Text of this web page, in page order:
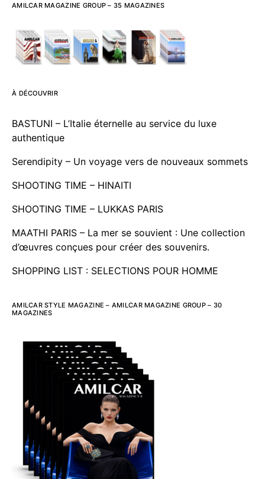
AMILCAR MAGAZINE GROUP – 35 MAGAZINES
À DÉCOUVRIR
BASTUNI – L’Italie éternelle au service du luxe
authentique
Serendipity – Un voyage vers de nouveaux sommets
SHOOTING TIME – HINAITI
SHOOTING TIME – LUKKAS PARIS
MAATHI PARIS – La mer se souvient : Une collection
d’œuvres conçues pour créer des souvenirs.
SHOPPING LIST : SELECTIONS POUR HOMME
AMILCAR STYLE MAGAZINE – AMILCAR MAGAZINE GROUP – 30
MAGAZINES